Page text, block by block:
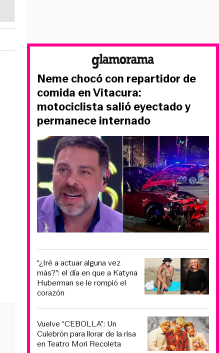
Neme chocó con repartidor de
comida en Vitacura:
motociclista salió eyectado y
permanece internado
“¿Iré a actuar alguna vez
más?”: el día en que a Katyna
Huberman se le rompió el
corazón
Vuelve “CEBOLLA”: Un
Culebrón para llorar de la risa
en Teatro Mori Recoleta